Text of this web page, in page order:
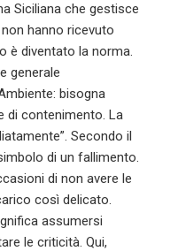
Siciliana che gestisce
hanno ricevuto
è diventato la norma.
generale
bisogna
di contenimento. La
Secondo il
di un fallimento.
di non avere le
così delicato.
assumersi
le criticità. Qui,